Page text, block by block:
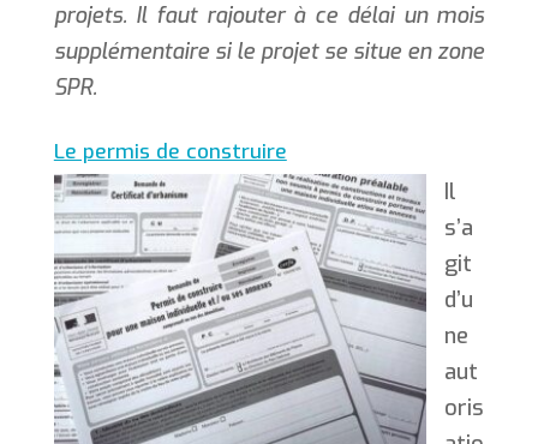
projets. Il faut rajouter à ce délai un mois
supplémentaire si le projet se situe en zone
SPR.
Le permis de construire
Il
s’a
git
d’u
ne
aut
oris